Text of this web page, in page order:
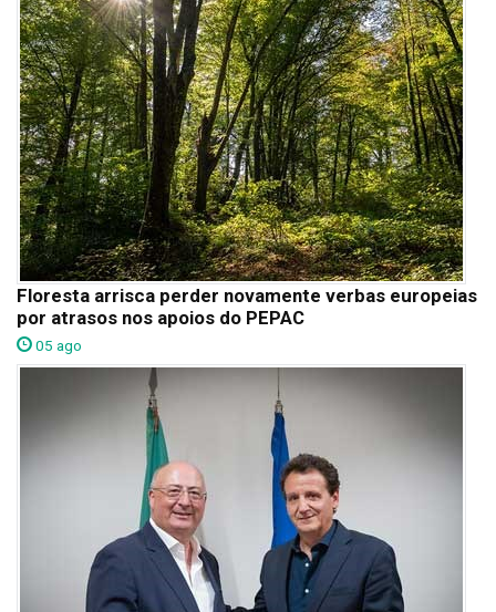
Floresta arrisca perder novamente verbas europeias
por atrasos nos apoios do PEPAC
05 ago